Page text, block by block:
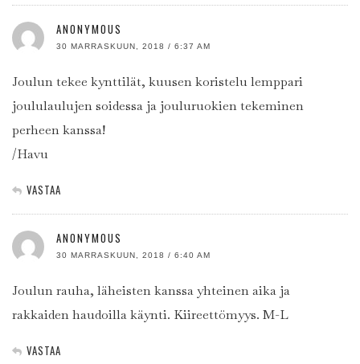
ANONYMOUS
30 MARRASKUUN, 2018 / 6:37 AM
Joulun tekee kynttilät, kuusen koristelu lemppari
joululaulujen soidessa ja jouluruokien tekeminen
perheen kanssa!
/Havu
VASTAA
ANONYMOUS
30 MARRASKUUN, 2018 / 6:40 AM
Joulun rauha, läheisten kanssa yhteinen aika ja
rakkaiden haudoilla käynti. Kiireettömyys. M-L
VASTAA